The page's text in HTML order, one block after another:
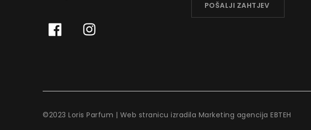
POŠALJI ZAHTJEV
©2023 Loris Parfum | Web stranicu izradila Marketing agencija EBTEH